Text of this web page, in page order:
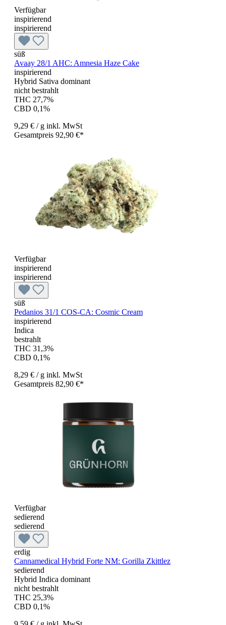
Verfügbar
inspirierend
inspirierend
süß
Avaay 28/1 AHC: Amnesia Haze Cake
inspirierend
Hybrid Sativa dominant
nicht bestrahlt
THC 27,7%
CBD 0,1%
9,29 € / g inkl. MwSt
Gesamtpreis 92,90 €*
Verfügbar
inspirierend
inspirierend
süß
Pedanios 31/1 COS-CA: Cosmic Cream
inspirierend
Indica
bestrahlt
THC 31,3%
CBD 0,1%
8,29 € / g inkl. MwSt
Gesamtpreis 82,90 €*
Verfügbar
sedierend
sedierend
erdig
Cannamedical Hybrid Forte NM: Gorilla Zkittlez
sedierend
Hybrid Indica dominant
nicht bestrahlt
THC 25,3%
CBD 0,1%